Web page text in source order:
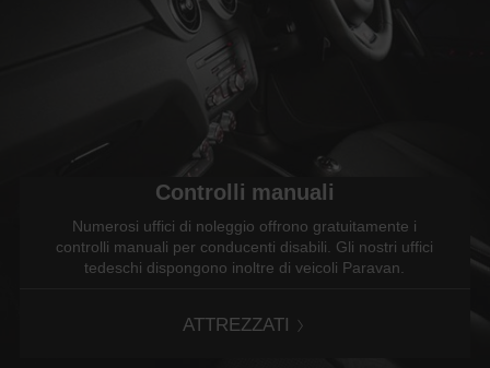
Controlli manuali
Numerosi uffici di noleggio offrono gratuitamente i
controlli manuali per conducenti disabili. Gli nostri uffici
tedeschi dispongono inoltre di veicoli Paravan.
ATTREZZATI